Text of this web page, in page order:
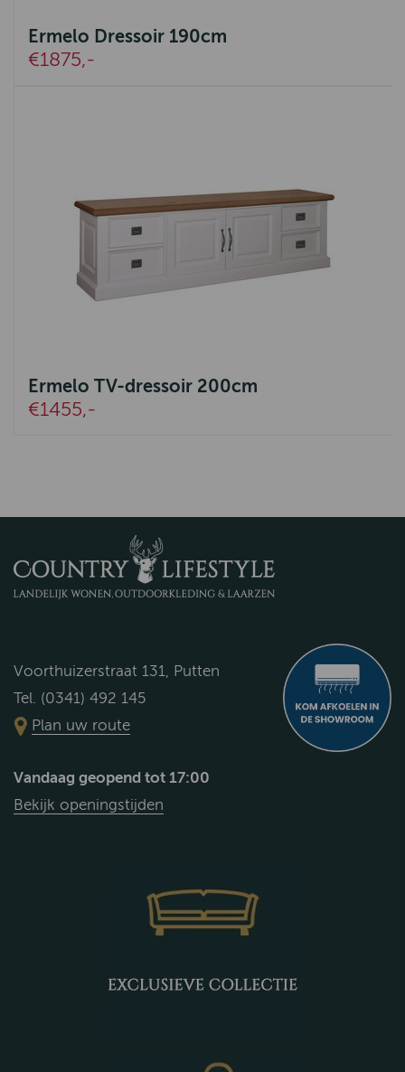
Ermelo Dressoir 190cm
€1875,-
Ermelo TV-dressoir 200cm
€1455,-
Voorthuizerstraat 131, Putten
Tel. (0341) 492 145
Plan uw route
Vandaag geopend tot 17:00
Bekijk openingstijden